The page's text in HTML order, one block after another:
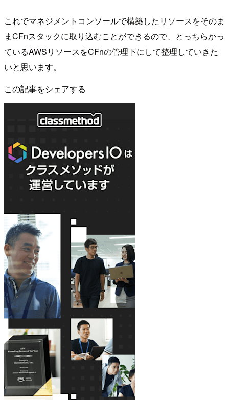
これでマネジメントコンソールで構築したリソースをそのま
まCFnスタックに取り込むことができるので、とっちらかっ
ているAWSリソースをCFnの管理下にして整理していきた
いと思います。
この記事をシェアする